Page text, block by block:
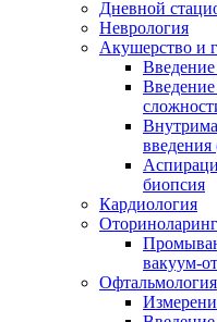
Дневной
Неврология
Акушерство и
введения
биопсия
Кардиология
вакуум-
Офтальмология